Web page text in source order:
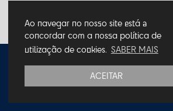
Ao navegar no nosso site está a
concordar com a nossa política de
utilização de cookies. SABER MAIS
ACEITAR
Política de Privacidade Política de Cookies
Livro de Reclamações